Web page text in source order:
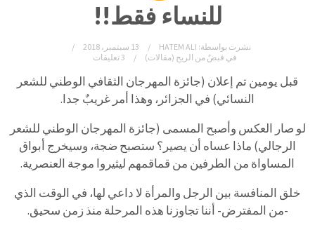
للنساء فقط!!
نشرت بواسطة: HATEM ALI
13 سبتمبر، 2018
في قبضٌ من الريح (مقالات) 3 تعليقات
قبل يومين تم إعلان (جائزة المهرجان الثقافي الوطني للشعر
النسائي) في الجزائر، وهذا أمر غريبٌ جدا.
لو صار العكس وأصبح المسمى (جائزة المهرجان الوطني للشعر
الرجالي) ماذا عساه أن يصير؟ ستصبح ضجة، وسيخرج أبواق
المساواة من الطرفين من قماقمهم ليثيروا موجة العنصرية.
خلق المنافسة بين الرجل والمرأة لا داعي لها، في الوقت الذي
-من المفترض- أننا تجاوزنا هذه المرحلة منذ زمن سحيق.